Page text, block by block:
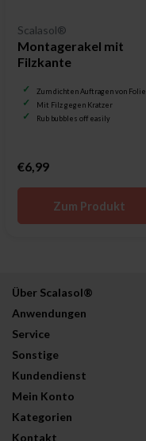
Scalasol®
Montagerakel mit
Filzkante
Zum dichten Auftragen von Folie
Mit Filz gegen Kratzer
Rub bubbles off easily
€6,99
Zum Produkt
Über Scalasol®
Anwendungen
Service
Sonstige
Kundendienst
Mein Konto
Kategorien
Kontakt